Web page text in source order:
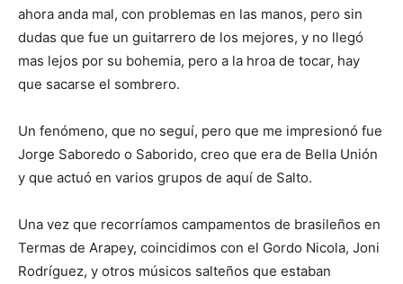
ahora anda mal, con problemas en las manos, pero sin
dudas que fue un guitarrero de los mejores, y no llegó
mas lejos por su bohemia, pero a la hroa de tocar, hay
que sacarse el sombrero.
Un fenómeno, que no seguí, pero que me impresionó fue
Jorge Saboredo o Saborido, creo que era de Bella Unión
y que actuó en varios grupos de aquí de Salto.
Una vez que recorríamos campamentos de brasileños en
Termas de Arapey, coincidimos con el Gordo Nicola, Joni
Rodríguez, y otros músicos salteños que estaban